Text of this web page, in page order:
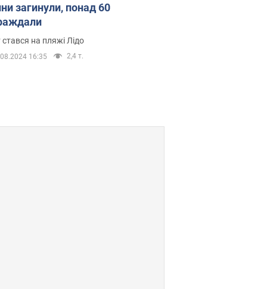
загинули, понад 60
стався на пляжі Лідо
16:35 2,4 т.